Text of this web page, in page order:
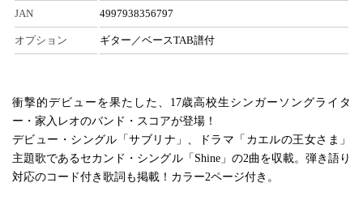
JAN 4997938356797
オプション ギター／ベースTAB譜付
衝撃的デビューを果たした、17歳高校生シンガーソングライタ
ー・家入レオのバンド・スコアが登場！
デビュー・シングル「サブリナ」、ドラマ「カエルの王女さま」
主題歌であるセカンド・シングル「Shine」の2曲を収載。弾き語り
対応のコード付き歌詞も掲載！カラー2ページ付き。